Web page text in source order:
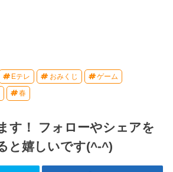
Eテレ おみくじ ゲーム
春
す！ フォローやシェアを
と嬉しいです(^-^)